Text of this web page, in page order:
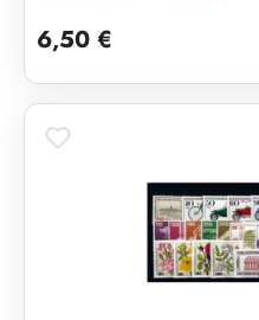
6,50 €